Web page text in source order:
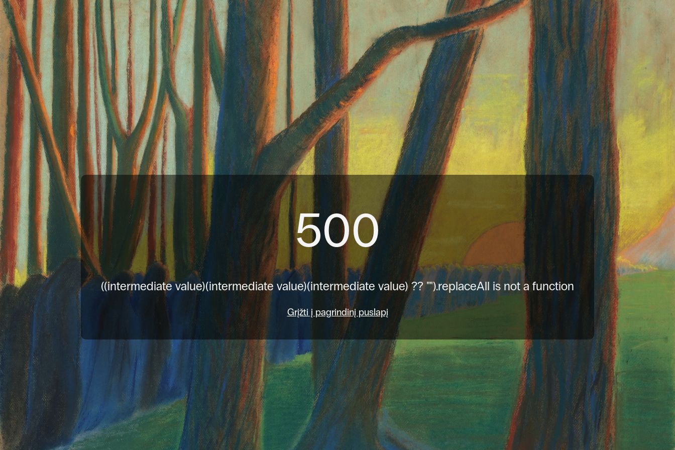
500
((intermediate value)(intermediate value)(intermediate value) ?? "").replaceAll is not a function
Grįžti į pagrindinį puslapį